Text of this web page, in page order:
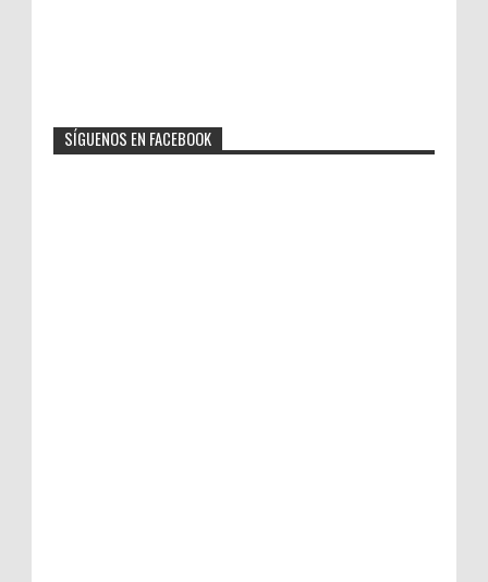
SÍGUENOS EN FACEBOOK